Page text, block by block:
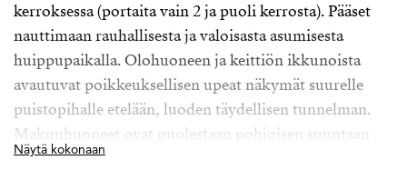
kerroksessa (portaita vain 2 ja puoli kerrosta). Pääset
nauttimaan rauhallisesta ja valoisasta asumisesta
huippupaikalla. Olohuoneen ja keittiön ikkunoista
avautuvat poikkeuksellisen upeat näkymät suurelle
puistopihalle etelään, luoden täydellisen tunnelman.
Makuuhuoneet ovat puolestaan pohjoisen suuntaan
toiselle pihalle.
Näytä kokonaan